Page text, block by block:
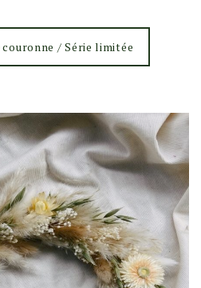
couronne / Série limitée